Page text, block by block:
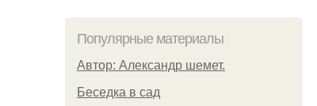
Популярные материалы
Автор: Александр шемет.
Беседка в сад